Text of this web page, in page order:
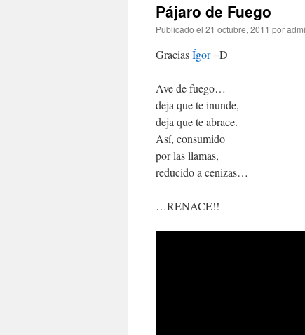
Pájaro de Fuego
Publicado el 21 octubre, 2011 por
GraciasÍgor=D
Ave de fuego…
deja que te inunde,
deja que te abrace.
Así, consumido
por las llamas,
reducido a cenizas…
…RENACE!!